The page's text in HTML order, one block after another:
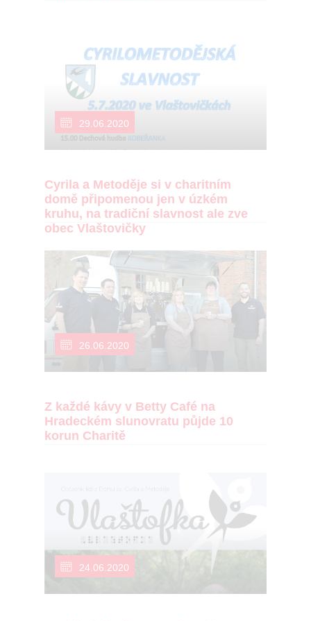
29.06.2020
Cyrila a Metoděje si v charitním
domě připomenou jen v úzkém
kruhu, na tradiční slavnost ale zve
obec Vlaštovičky
26.06.2020
Z každé kávy v Betty Café na
Hradeckém slunovratu půjde 10
korun Charitě
24.06.2020